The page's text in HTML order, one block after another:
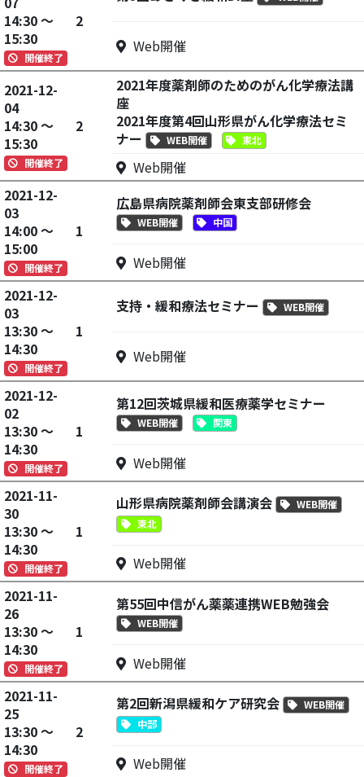
14:30 ～
15:30
開催終了
2
Web開催
2021-12-
04
14:30 ～
15:30
開催終了
2
2021年度薬剤師のためのがん化学療法講
座
2021年度第4回山形県がん化学療法セミ
ナー
WEB開催 東北
Web開催
2021-12-
03
14:00 ～
15:00
開催終了
1
広島県病院薬剤師会東支部研修会
WEB開催 中国
Web開催
2021-12-
03
13:30 ～
14:30
開催終了
1
支持・緩和療法セミナー WEB開催
Web開催
2021-12-
02
13:30 ～
14:30
開催終了
1
第12回茨城県緩和医療薬学セミナー
WEB開催 関東
Web開催
2021-11-
30
13:30 ～
14:30
開催終了
1
山形県病院薬剤師会講演会
WEB開催
東北
Web開催
2021-11-
26
13:30 ～
14:30
開催終了
1
第55回中信がん薬薬連携WEB勉強会
WEB開催
Web開催
2021-11-
25
13:30 ～
14:30
開催終了
2
第2回新潟県緩和ケア研究会
WEB開催
中部
Web開催